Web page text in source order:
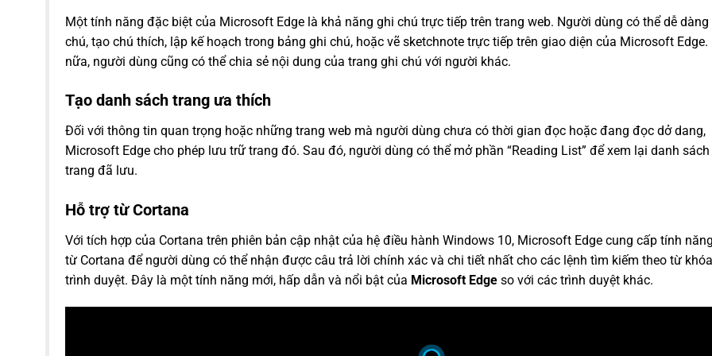
Một tính năng đặc biệt của Microsoft Edge là khả năng ghi chú trực tiếp trên trang web. Người dùng có thể dễ
chú, tạo chú thích, lập kế hoạch trong bảng ghi chú, hoặc vẽ sketchnote trực tiếp trên giao diện của Microsoft Edge.
nữa, người dùng cũng có thể chia sẻ nội dung của trang ghi chú với người khác.
Tạo danh sách trang ưa thích
Đối với thông tin quan trọng hoặc những trang web mà người dùng chưa có thời gian đọc hoặc đang đọc dở dang,
Microsoft Edge cho phép lưu trữ trang đó. Sau đó, người dùng có thể mở phần “Reading List” để xem lại danh
trang đã lưu.
Hỗ trợ từ Cortana
Với tích hợp của Cortana trên phiên bản cập nhật của hệ điều hành Windows 10, Microsoft Edge cung cấp tính
từ Cortana để người dùng có thể nhận được câu trả lời chính xác và chi tiết nhất cho các lệnh tìm kiếm theo từ
trình duyệt. Đây là một tính năng mới, hấp dẫn và nổi bật của Microsoft Edge so với các trình duyệt khác.